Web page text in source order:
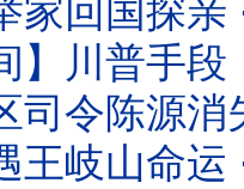
离境登机时被抓！】信不
段：再次撤回对伊朗
传闻骤起！】受命于蔡奇 保护习
近平曾庆红联手：称帝必